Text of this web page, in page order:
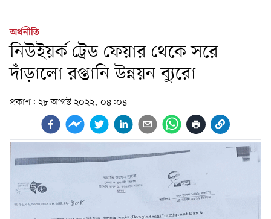
অর্থনীতি
নিউইয়র্ক ট্রেড ফেয়ার থেকে সরে
দাঁড়ালো রপ্তানি উন্নয়ন ব্যুরো
প্রকাশ: ২৮ আগস্ট ২০২২, ০৪:০৪